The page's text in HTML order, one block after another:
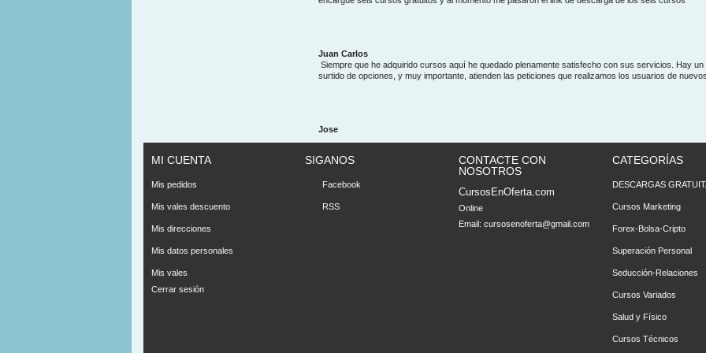
Juan Carlos
Siempre que he adquirido cursos aquí he quedado plenamente satisfecho con sus servicios. Hay un
surtido de opciones, y muy importante, atienden las peticiones que realizamos los usuarios de
Jose
MI CUENTA
Mis pedidos
Mis vales descuento
Mis direcciones
Mis datos personales
Mis vales
Cerrar sesión
SIGANOS
Facebook
RSS
CONTACTE CON
NOSOTROS
CursosEnOferta.com
Online
Email: cursosenoferta@gmail.com
CATEGORÍAS
DESCARGAS
Cursos Marketing
Forex-Bolsa-Cripto
Superación Personal
Seducción-Relaciones
Cursos Variados
Salud y Físico
Cursos Técnicos